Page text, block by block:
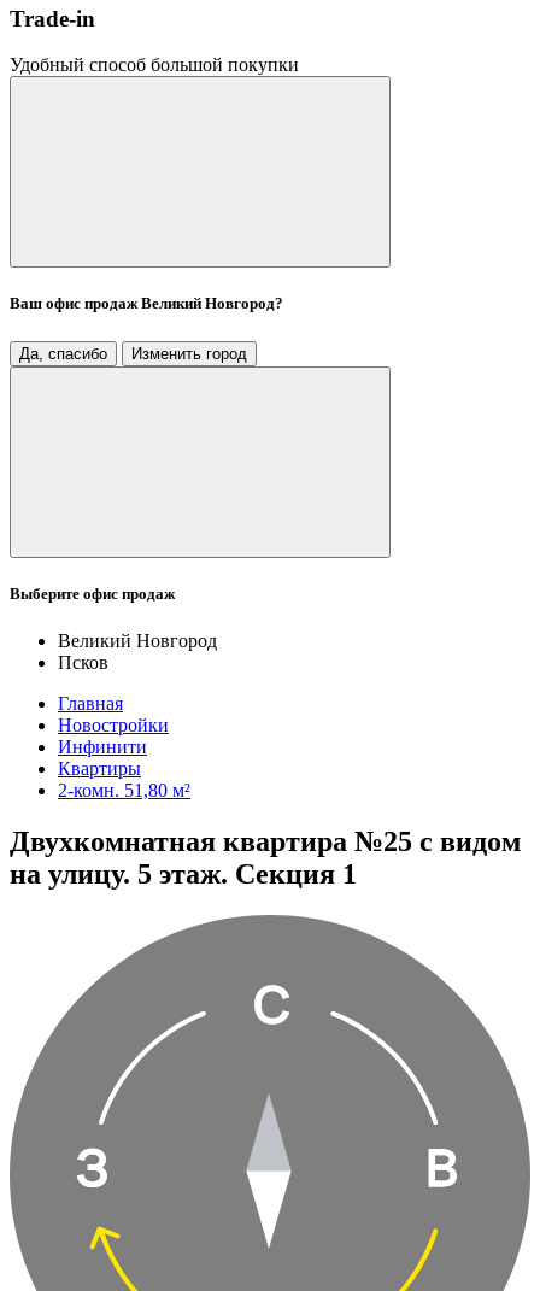
Trade-in
Удобный способ большой покупки
Ваш офис продажВеликий Новгород?
Да, спасибо Изменить город
Выберите офис продаж
Великий Новгород
Псков
Главная
Новостройки
Инфинити
Квартиры
2-комн. 51,80 м²
Двухкомнатная квартира №25 с видом
на улицу. 5 этаж. Секция 1